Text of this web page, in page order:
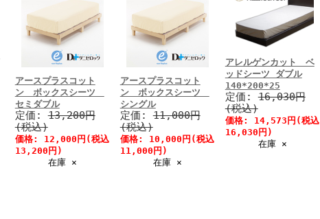
アースプラスコット
ン ボックスシーツ
セミダブル
定価:13,200円
(税込)
価格: 12,000円 (税込
13,200円)
在庫 ×
アースプラスコット
ン ボックスシーツ
シングル
定価:11,000円
(税込)
価格: 10,000円 (税込
11,000円)
在庫 ×
アレルゲンカット ベ
ッドシーツ ダブル
140*200*25
定価:16,030円
(税込)
価格: 14,573円 (税込
16,030円)
在庫 ×